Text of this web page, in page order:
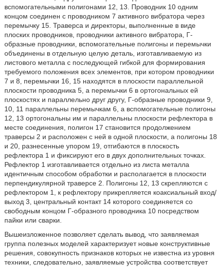
вспомогательными полигонами 12, 13. Проводник 10 одним
концом соединен с проводником 7 активного вибратора через
перемычку 15. Траверса и директоры, выполненные в виде
плоских проводников, проводники активного вибратора, Г-
образные проводники, вспомогательные полигоны и перемычки
объединены в отдельную целую деталь, изготавливаемую из
листового металла с последующей гибкой для формирования
требуемого положения всех элементов, при котором проводники
7 и 8, перемычки 16, 15 находятся в плоскости параллельной
плоскости проводника 5, а перемычки 6 в ортогональных ей
плоскостях и параллельно друг другу, Г-образные проводники 9,
10, 11 параллельны перемычкам 6, а вспомогательные полигоны
12, 13 ортогональны им и параллельны плоскости рефлектора в
месте соединения, полигон 17 становится продолжением
траверсы 2 и расположен с ней в одной плоскости, а полигоны 18
и 20, разнесенные упором 19, отгибаются в плоскость
рефлектора 1 и фиксируют его в двух дополнительных точках.
Рефлектор 1 изготавливается отдельно из листа металла
идентичным способом обработки и располагается в плоскости
перпендикулярной траверсе 2. Полигоны 12, 13 скрепляются с
рефлектором 1, к рефлектору прикрепляется коаксиальный вход/
выход 3, центральный контакт 14 которого соединяется со
свободным концом Г-образного проводника 10 посредством
пайки или сварки.
Вышеизложенное позволяет сделать вывод, что заявляемая
группа полезных моделей характеризует новые конструктивные
решения, совокупность признаков которых не известна из уровня
техники, следовательно, заявляемые устройства соответствует